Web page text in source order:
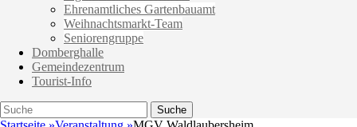
Ehrenamtliches Gartenbauamt
Weihnachtsmarkt-Team
Seniorengruppe
Domberghalle
Gemeindezentrum
Tourist-Info
Suche
Suche
nach: